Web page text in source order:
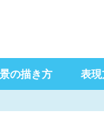
の描き方 表